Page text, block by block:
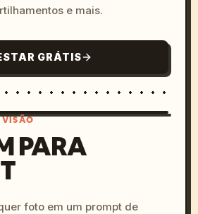
e mais.
GRÁTIS
colors, 8k --v 6.0
VISÃO
PARA
foto em um prompt de